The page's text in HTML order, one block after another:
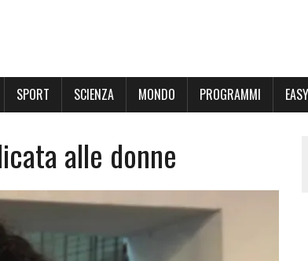
SPORT SCIENZA MONDO PROGRAMMI
alle donne